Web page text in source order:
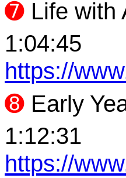
➐ Life with
1:04:45
https://
➑ Early
1:12:31
https://